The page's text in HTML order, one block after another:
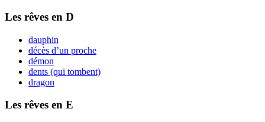
Les rêves en D
dauphin
décès d’un proche
démon
dents (qui tombent)
dragon
Les rêves en E